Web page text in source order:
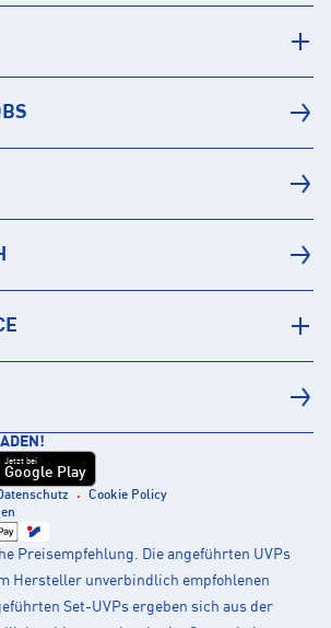
Jetzt bei
Google Play
Cookie Policy
Preisempfehlung. Die angeführten UVPs
Hersteller unverbindlich empfohlenen
Set-UVPs ergeben sich aus der